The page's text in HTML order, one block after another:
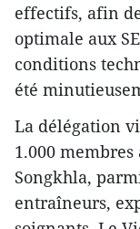
effectifs, afin
optimale aux
conditions
été
La délégation
1.000
Songkhla,
entraîneurs,